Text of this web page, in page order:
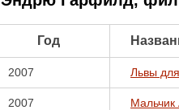
Год
2007 Львы
2007 Мальчик